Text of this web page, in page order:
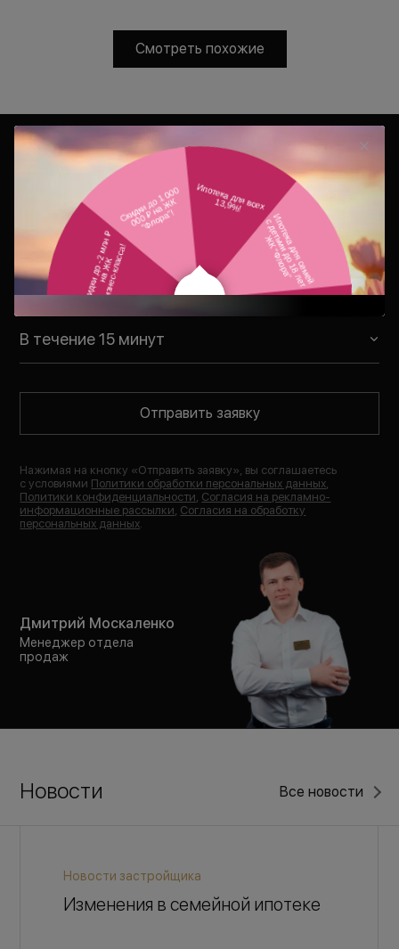
Смотреть похожие
Консультация
Ваш персональный менеджер
свяжется с Вами в удобное для Вас
В течение 15 минут
Отправить заявку
Нажимая на кнопку «Отправить заявку», вы соглашаетесь
с условиями Политики обработки персональных данных
Политики конфиденциальности Согласия на рекламно-
информационные рассылки Согласия на обработку
персональных данных
Дмитрий Москаленко
Менеджер отдела
продаж
Новости Все новости
Новости застройщика
Изменения в семейной ипотеке